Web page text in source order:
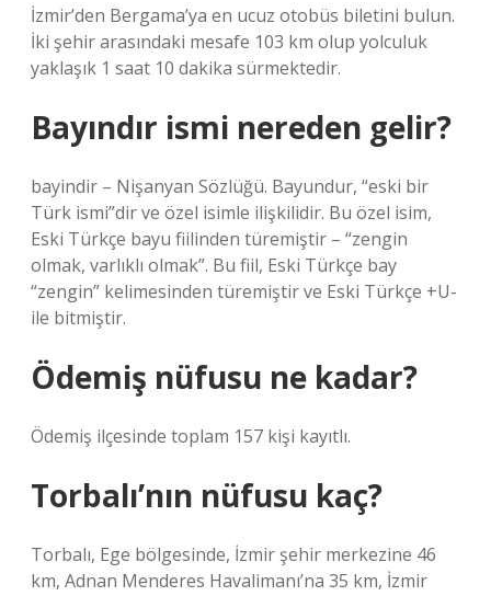
İzmir’den Bergama’ya en ucuz otobüs biletini bulun.
İki şehir arasındaki mesafe 103 km olup yolculuk
yaklaşık 1 saat 10 dakika sürmektedir.
Bayındır ismi nereden gelir?
bayindir – Nişanyan Sözlüğü. Bayundur, “eski bir
Türk ismi”dir ve özel isimle ilişkilidir. Bu özel isim,
Eski Türkçe bayu fiilinden türemiştir – “zengin
olmak, varlıklı olmak”. Bu fiil, Eski Türkçe bay
“zengin” kelimesinden türemiştir ve Eski Türkçe +U-
ile bitmiştir.
Ödemiş nüfusu ne kadar?
Ödemiş ilçesinde toplam 157 kişi kayıtlı.
Torbalı’nın nüfusu kaç?
Torbalı, Ege bölgesinde, İzmir şehir merkezine 46
km, Adnan Menderes Havalimanı’na 35 km, İzmir